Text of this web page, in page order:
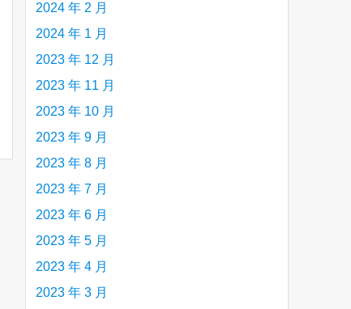
2024 年 2 月
2024 年 1 月
2023 年 12 月
2023 年 11 月
2023 年 10 月
2023 年 9 月
2023 年 8 月
2023 年 7 月
2023 年 6 月
2023 年 5 月
2023 年 4 月
2023 年 3 月